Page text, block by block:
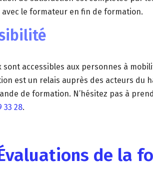
avec le formateur en fin de formation.
sont accessibles aux personnes à
est un relais auprès des acteurs du
de formation. N’hésitez pas à
33 28.
de la